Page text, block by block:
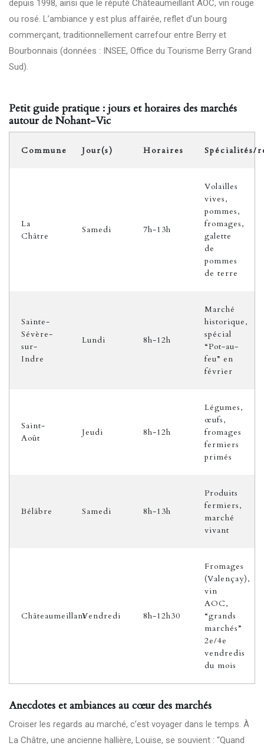
depuis 1998, ainsi que le réputé Châteaumeillant AOC, vin rouge
ou rosé. L’ambiance y est plus affairée, reflet d’un bourg
commerçant, traditionnellement carrefour entre Berry et
Bourbonnais (données : INSEE, Office du Tourisme Berry Grand
Sud).
Petit guide pratique : jours et horaires des marchés
autour de Nohant-Vic
Commune Jour(s) Horaires Spécialités/
La
Châtre
Samedi 7h-13h
Volailles
vives,
pommes,
fromages,
galette
de
pommes
de terre
Sainte-
Sévère-
sur-
Indre
Lundi 8h-12h
Marché
historique,
spécial
“Pot-au-
feu” en
février
Saint-
Août
Jeudi 8h-12h
Légumes,
œufs,
fromages
fermiers
primés
Bélâbre Samedi 8h-13h
Produits
fermiers,
marché
vivant
ChâteaumeillantVendredi 8h-12h30
Fromages
(Valençay),
vin
AOC,
“grands
marchés”
2e/4e
vendredis
du mois
Anecdotes et ambiances au cœur des marchés
Croiser les regards au marché, c’est voyager dans le temps. À
La Châtre, une ancienne hallière, Louise, se souvient : “Quand